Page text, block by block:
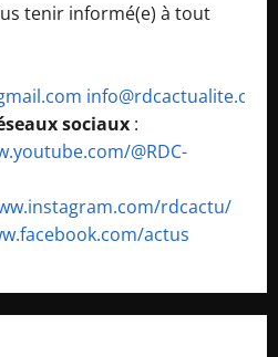
tenir informé(e) à tout
info@rdcactualite.com
sociaux :
@RDC-
rdcactu/
actus